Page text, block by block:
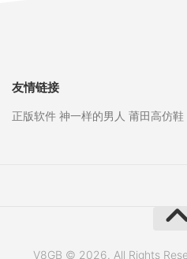
友情链接
正版软件 神一样的男人 莆田高仿鞋
V8GB © 2026. All Rights